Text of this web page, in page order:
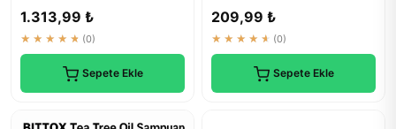
1.313,99 ₺
★★★★★ (0)
Sepete Ekle
209,99 ₺
★★★★★ (0)
Sepete Ekle